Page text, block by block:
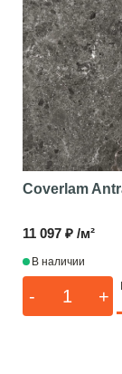
Coverlam
11 097 ₽ /м²
В наличии
- +